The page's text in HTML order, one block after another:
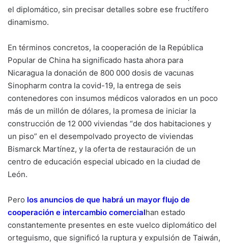
el diplomático, sin precisar detalles sobre ese fructífero
dinamismo.
En términos concretos, la cooperación de la República
Popular de China ha significado hasta ahora para
Nicaragua la donación de 800 000 dosis de vacunas
Sinopharm contra la covid-19, la entrega de seis
contenedores con insumos médicos valorados en un poco
más de un millón de dólares, la promesa de iniciar la
construcción de 12 000 viviendas “de dos habitaciones y
un piso” en el desempolvado proyecto de viviendas
Bismarck Martínez, y la oferta de restauración de un
centro de educación especial ubicado en la ciudad de
León.
Pero los anuncios de que habrá un mayor flujo de
cooperación e intercambio comercialhan estado
constantemente presentes en este vuelco diplomático del
orteguismo, que significó la ruptura y expulsión de Taiwán,